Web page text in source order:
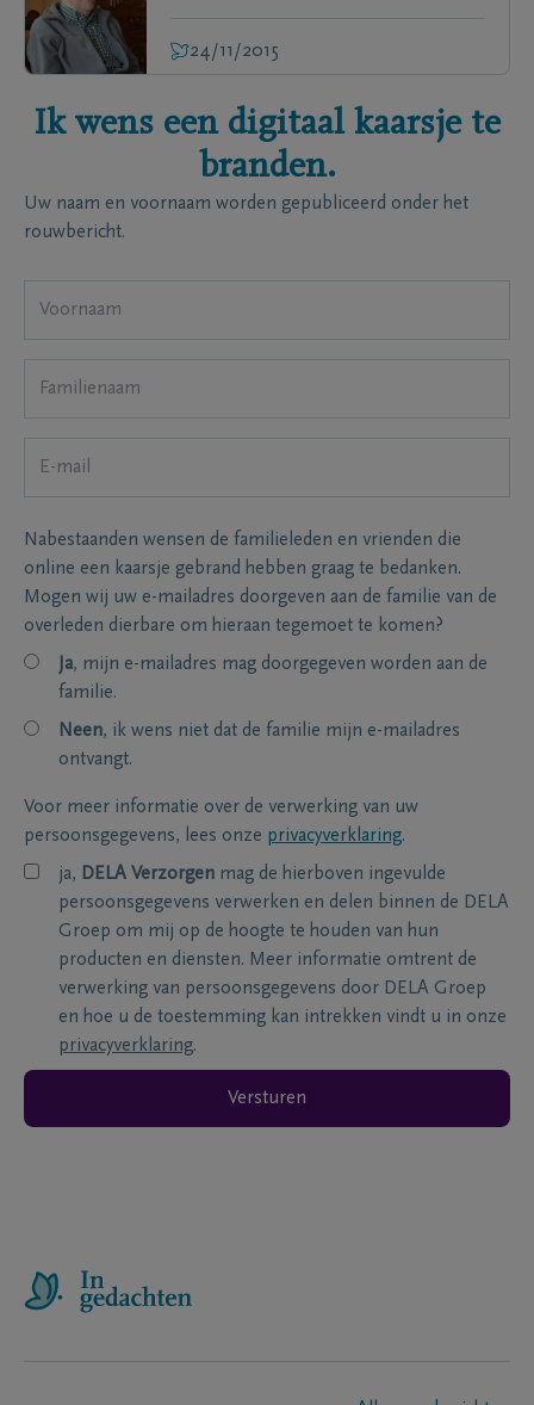
24/11/2015
Ik wens een digitaal kaarsje te
branden.
Uw naam en voornaam worden gepubliceerd onder het
rouwbericht.
Nabestaanden wensen de familieleden en vrienden die
online een kaarsje gebrand hebben graag te bedanken.
Mogen wij uw e-mailadres doorgeven aan de familie van de
overleden dierbare om hieraan tegemoet te komen?
Ja, mijn e-mailadres mag doorgegeven worden aan de
familie.
Neen, ik wens niet dat de familie mijn e-mailadres
ontvangt.
Voor meer informatie over de verwerking van uw
persoonsgegevens, lees onze privacyverklaring.
ja, DELA Verzorgen mag de hierboven ingevulde
persoonsgegevens verwerken en delen binnen de DELA
Groep om mij op de hoogte te houden van hun
producten en diensten. Meer informatie omtrent de
verwerking van persoonsgegevens door DELA Groep
en hoe u de toestemming kan intrekken vindt u in onze
privacyverklaring.
Versturen